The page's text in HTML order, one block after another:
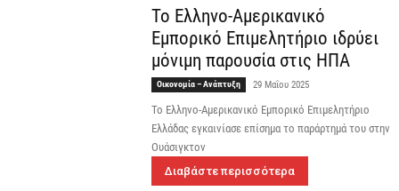
Το Ελληνο-Aμερικανικό
Εμπορικό Επιμελητήριο ιδρύει
μόνιμη παρουσία στις ΗΠΑ
Οικονομία – Ανάπτυξη 29 Μαΐου 2025
Το Ελληνο-Αμερικανικό Εμπορικό Επιμελητήριο
Ελλάδας εγκαινίασε επίσημα το παράρτημά του στην
Ουάσιγκτον
Διαβάστε περισσότερα